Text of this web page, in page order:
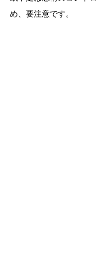
め、要注意です。